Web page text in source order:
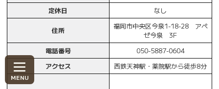
定休日
なし
住所
福岡市中央区今泉1-18-28 アペ
ゼ今泉 3F
電話番号
050-5887-0604
アクセス
西鉄天神駅・薬院駅から徒歩8分